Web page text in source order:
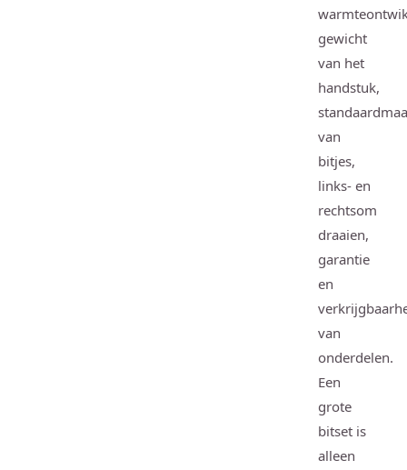
gewicht
van het
handstuk,
van
bitjes,
links- en
rechtsom
draaien,
garantie
en
van
onderdelen.
Een
grote
bitset is
alleen